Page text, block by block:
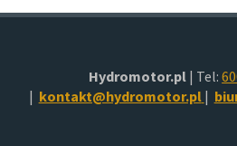
Hydromotor.pl | Tel:
| kontakt@hydromotor.pl |